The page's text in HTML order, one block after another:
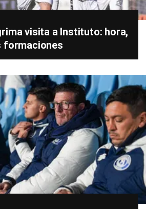
visita a Instituto: hora,
formaciones